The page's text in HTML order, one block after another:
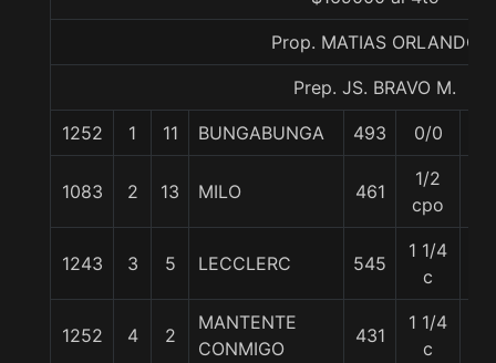
Prop. MATIAS ORLANDO
Prep. JS. BRAVO M.
1252 1 11 BUNGABUNGA 493 0/0
1083 2 13 MILO 461
1/2
cpo
1243 3 5 LECCLERC 545
1 1/4
c
1252 4 2
MANTENTE
CONMIGO
431
1 1/4
c